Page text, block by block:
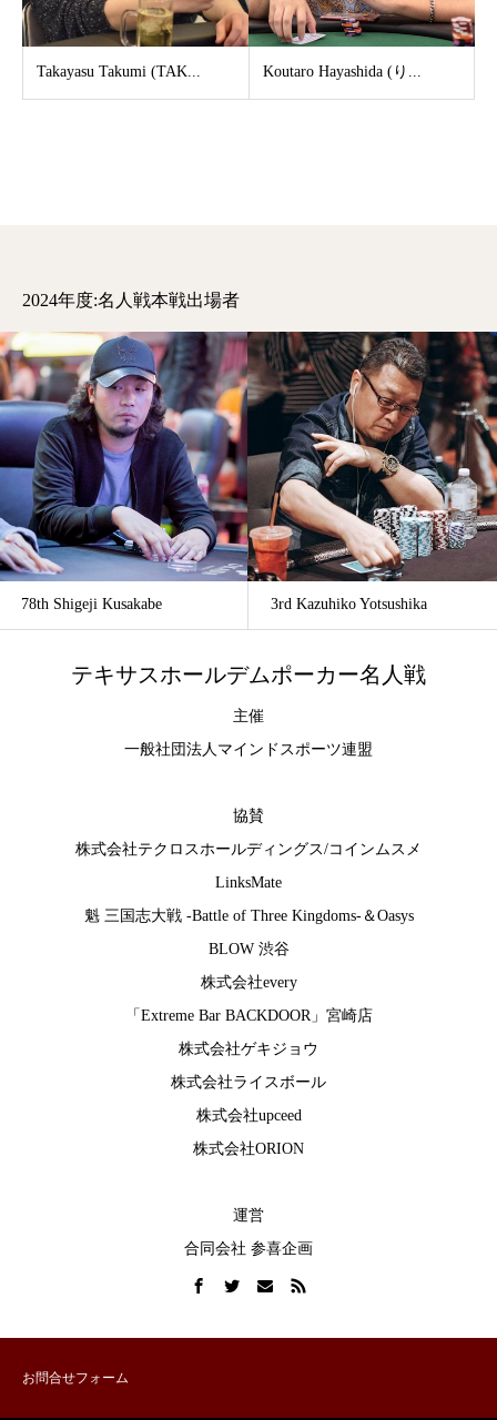
Takayasu Takumi (TAK... Koutaro Hayashida (り...
2024年度:名人戦本戦出場者
78th Shigeji Kusakabe 3rd Kazuhiko Yotsushika
テキサスホールデムポーカー名人戦
主催
一般社団法人マインドスポーツ連盟
協賛
株式会社テクロスホールディングス/コインムスメ
LinksMate
魁 三国志大戦 -Battle of Three Kingdoms-＆Oasys
BLOW 渋谷
株式会社every
「Extreme Bar BACKDOOR」宮崎店
株式会社ゲキジョウ
株式会社ライスボール
株式会社upceed
株式会社ORION
運営
合同会社 参喜企画
お問合せフォーム